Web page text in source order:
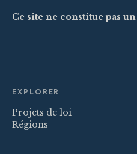
Ce site ne constitue pas
EXPLORER
Projets de loi
Régions